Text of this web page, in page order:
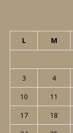
L M
3
4
10
11
17
18